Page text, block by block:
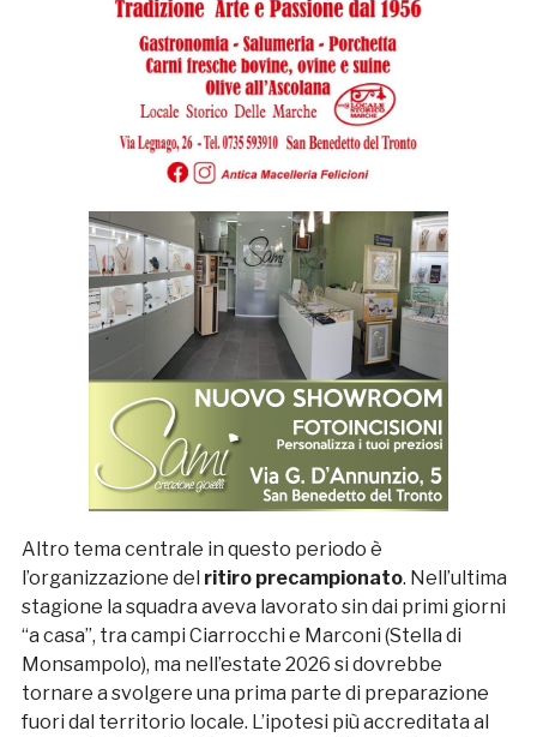
Altro tema centrale in questo periodo è
l’organizzazione del ritiro precampionato. Nell’ultima
stagione la squadra aveva lavorato sin dai primi giorni
“a casa”, tra campi Ciarrocchi e Marconi (Stella di
Monsampolo), ma nell’estate 2026 si dovrebbe
tornare a svolgere una prima parte di preparazione
fuori dal territorio locale. L’ipotesi più accreditata al